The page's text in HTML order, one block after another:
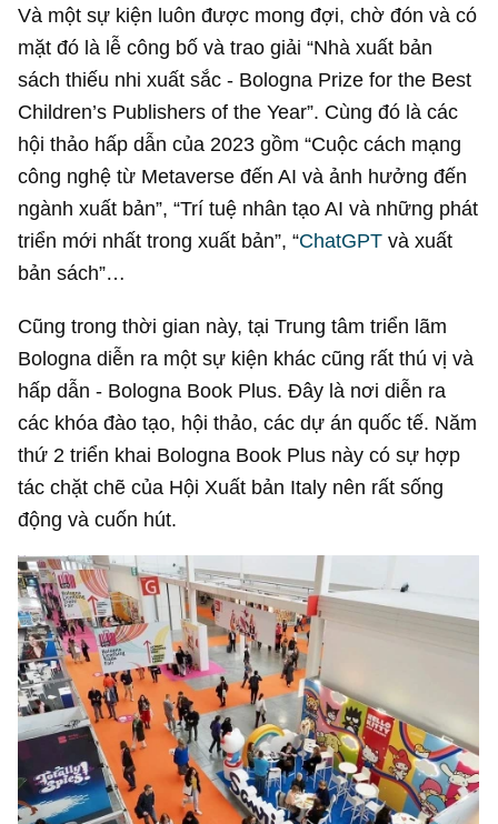
Và một sự kiện luôn được mong đợi, chờ đón và có
mặt đó là lễ công bố và trao giải “Nhà xuất bản
sách thiếu nhi xuất sắc - Bologna Prize for the Best
Children’s Publishers of the Year”. Cùng đó là các
hội thảo hấp dẫn của 2023 gồm “Cuộc cách mạng
công nghệ từ Metaverse đến AI và ảnh hưởng đến
ngành xuất bản”, “Trí tuệ nhân tạo AI và những phát
triển mới nhất trong xuất bản”, “ChatGPT và xuất
bản sách”…
Cũng trong thời gian này, tại Trung tâm triển lãm
Bologna diễn ra một sự kiện khác cũng rất thú vị và
hấp dẫn - Bologna Book Plus. Đây là nơi diễn ra
các khóa đào tạo, hội thảo, các dự án quốc tế. Năm
thứ 2 triển khai Bologna Book Plus này có sự hợp
tác chặt chẽ của Hội Xuất bản Italy nên rất sống
động và cuốn hút.